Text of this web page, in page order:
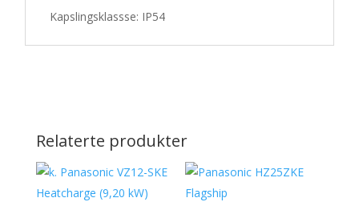
Kapslingsklassse: IP54
Relaterte produkter